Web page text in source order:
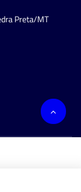
Preta/MT